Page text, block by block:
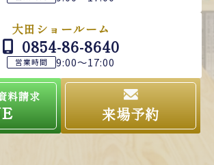
大田ショールーム
0854-86-8640
営業時間 9:00～17:00
料請求
来場予約